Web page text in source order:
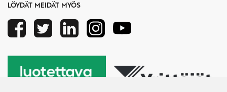
LÖYDÄT MEIDÄT MYÖS
FacebookTwitterLinkedinInstagramYoutube